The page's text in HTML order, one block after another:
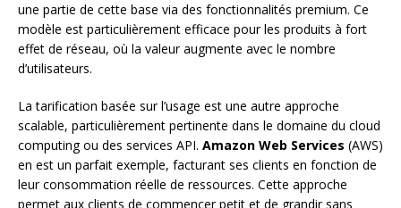
une partie de cette base via des fonctionnalités premium. Ce
modèle est particulièrement efficace pour les produits à fort
effet de réseau, où la valeur augmente avec le nombre
d’utilisateurs.
La tarification basée sur l’usage est une autre approche
scalable, particulièrement pertinente dans le domaine du cloud
computing ou des services API. Amazon Web Services (AWS)
en est un parfait exemple, facturant ses clients en fonction de
leur consommation réelle de ressources. Cette approche
permet aux clients de commencer petit et de grandir sans